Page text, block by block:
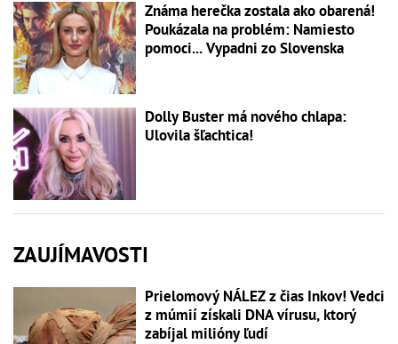
Známa herečka zostala ako obarená!
Poukázala na problém: Namiesto
pomoci... Vypadni zo Slovenska
Dolly Buster má nového chlapa:
Ulovila šľachtica!
ZAUJÍMAVOSTI
Prielomový NÁLEZ z čias Inkov! Vedci
z múmií získali DNA vírusu, ktorý
zabíjal milióny ľudí